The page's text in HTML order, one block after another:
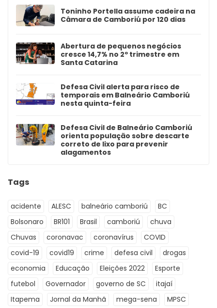
Toninho Portella assume cadeira na
Câmara de Camboriú por 120 dias
Abertura de pequenos negócios
cresce 14,7% no 2º trimestre em
Santa Catarina
Defesa Civil alerta para risco de
temporais em Balneário Camboriú
nesta quinta-feira
Defesa Civil de Balneário Camboriú
orienta população sobre descarte
correto de lixo para prevenir
alagamentos
Tags
acidente ALESC balneário camboriú
BC
Bolsonaro
BR101 Brasil camboriú
chuva
Chuvas
coronavac coronavírus
COVID
covid-19
covid19 crime defesa civil
drogas
economia
Educação Eleições 2022
Esporte
futebol
Governador governo de SC
itajaí
Itapema
Jornal da Manhã mega-sena
MPSC